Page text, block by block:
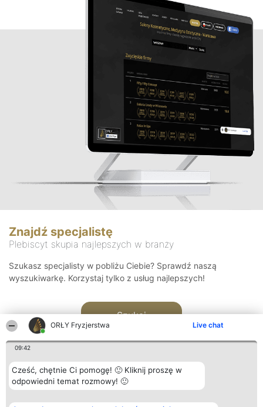
ORŁY Fryzjerstwa Live chat
09:42
Cześć, chętnie Ci pomogę! 🙂 Kliknij proszę w
odpowiedni temat rozmowy! 🙂
Znajdź specjalistę
Plebiscyt skupia najlepszych w branży
Szukasz specjalisty w pobliżu Ciebie? Sprawdź naszą
wyszukiwarkę. Korzystaj tylko z usług najlepszych!
Szukaj
Organizator plebiscytu Plebiscyt Kontakt